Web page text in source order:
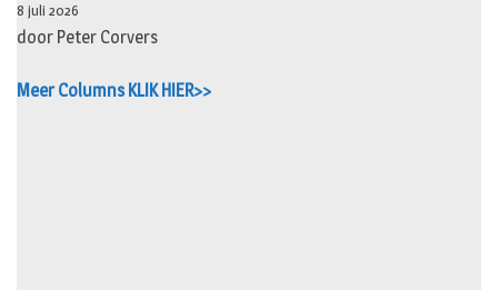
8 juli 2026
door Peter Corvers
Meer Columns KLIK HIER>>